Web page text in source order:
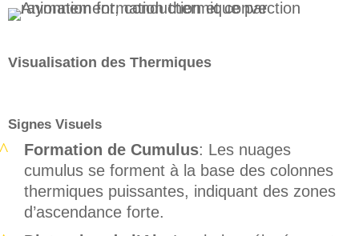
Visualisation des Thermiques
Signes Visuels
Formation de Cumulus: Les nuages
cumulus se forment à la base des colonnes
thermiques puissantes, indiquant des zones
d’ascendance forte.